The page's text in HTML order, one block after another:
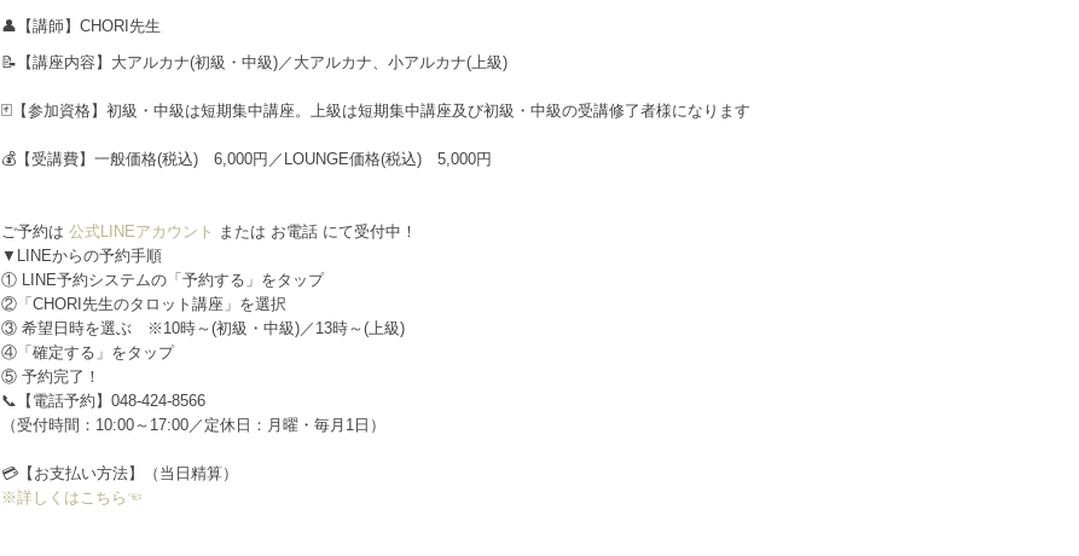
👤【講師】CHORI先生
📝【講座内容】大アルカナ(初級・中級)／大アルカナ、小アルカナ(上級)
🃏【参加資格】初級・中級は短期集中講座。上級は短期集中講座及び初級・中級の受講修了者様になります
💰【受講費】一般価格(税込) 6,000円／LOUNGE価格(税込) 5,000円
ご予約は 公式LINEアカウント
または お電話 にて受付中！
▼LINEからの予約手順
① LINE予約システムの「予約する」をタップ
②「CHORI先生のタロット講座」を選択
③ 希望日時を選ぶ ※10時～(初級・中級)／13時～(上級)
④「確定する」をタップ
⑤ 予約完了！
📞【電話予約】048-424-8566
（受付時間：10:00～17:00／定休日：月曜・毎月1日）
💳【お支払い方法】（当日精算）
※詳しくはこちら☜